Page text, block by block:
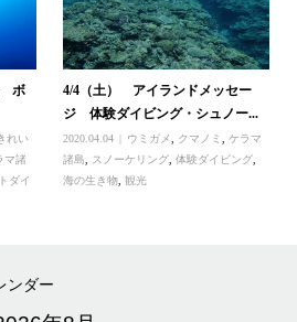
ボ
れい
マ諸
ダイ
4/4（土） アイランドメッセー
ジ 体験ダイビング・シュノー...
2020.04.04 ウミガメ クマノミ ,ケラマ
諸島
スノーケリング ,体験ダイビング
海の生き物 ,観光
ンダー